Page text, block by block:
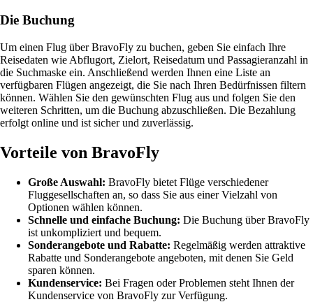
Die Buchung
Um einen Flug über BravoFly zu buchen, geben Sie einfach Ihre
Reisedaten wie Abflugort, Zielort, Reisedatum und Passagieranzahl in
die Suchmaske ein. Anschließend werden Ihnen eine Liste an
verfügbaren Flügen angezeigt, die Sie nach Ihren Bedürfnissen filtern
können. Wählen Sie den gewünschten Flug aus und folgen Sie den
weiteren Schritten, um die Buchung abzuschließen. Die Bezahlung
erfolgt online und ist sicher und zuverlässig.
Vorteile von BravoFly
Große Auswahl: BravoFly bietet Flüge verschiedener
Fluggesellschaften an, so dass Sie aus einer Vielzahl von
Optionen wählen können.
Schnelle und einfache Buchung: Die Buchung über BravoFly
ist unkompliziert und bequem.
Sonderangebote und Rabatte: Regelmäßig werden attraktive
Rabatte und Sonderangebote angeboten, mit denen Sie Geld
sparen können.
Kundenservice: Bei Fragen oder Problemen steht Ihnen der
Kundenservice von BravoFly zur Verfügung.